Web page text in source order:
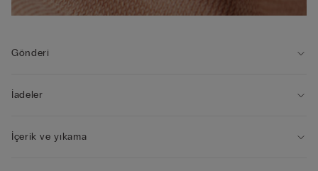
Gönderi
İadeler
İçerik ve yıkama